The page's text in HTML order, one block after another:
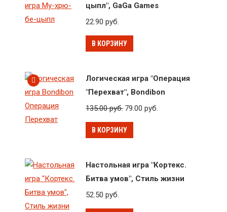
цыпл", GaGa Games
22.90руб.
В КОРЗИНУ
Логическая игра "Операция
"Перехват", Bondibon
135.00руб. 79.00руб.
В КОРЗИНУ
Настольная игра "Кортекс.
Битва умов", Стиль жизни
52.50руб.